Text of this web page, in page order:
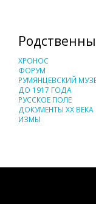
ХРОНОС
ФОРУМ
РУМЯНЦЕВСКИЙ
ДО 1917 ГОДА
РУССКОЕ ПОЛЕ
ДОКУМЕНТЫ XX ВЕКА
ИЗМЫ